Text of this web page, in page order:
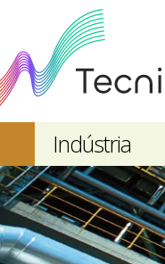
Indústria